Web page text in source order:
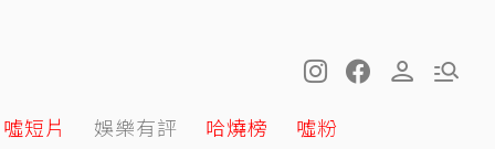
噓短片 娛樂有評 哈燒榜 噓粉